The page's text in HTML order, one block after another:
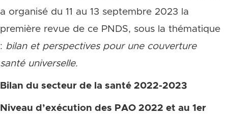
a organisé du 11 au 13 septembre 2023 la
première revue de ce PNDS, sous la thématique
: bilan et perspectives pour une couverture
santé universelle.
Bilan du secteur de la santé 2022-2023
Niveau d’exécution des PAO 2022 et au 1er